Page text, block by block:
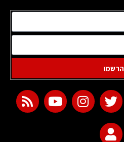
הרשמו